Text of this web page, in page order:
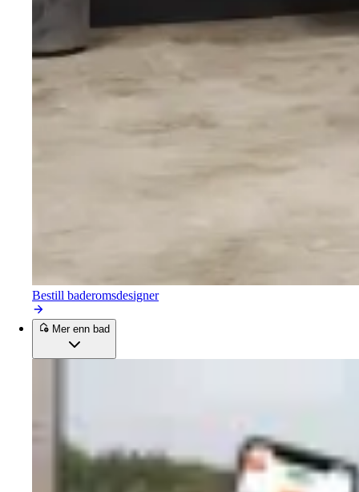
Bestill baderomsdesigner
Mer enn bad